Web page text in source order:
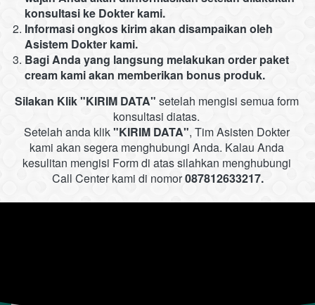
konsultasi ke Dokter kami.
Informasi ongkos kirim akan disampaikan oleh
Asistem Dokter kami.
Bagi Anda yang langsung melakukan order paket
cream kami akan memberikan bonus produk.
Silakan Klik"KIRIM DATA" setelah mengisi semua form
konsultasi diatas.
Setelah anda klik"KIRIM DATA", Tim Asisten Dokter
kami akan segera menghubungi Anda. Kalau Anda
kesulitan mengisi Form di atas silahkan menghubungi
Call Center kami di nomor 087812633217.